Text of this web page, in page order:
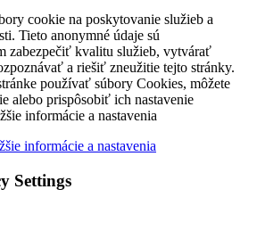
cookie na poskytovanie služieb a
Tieto anonymné údaje sú
zabezpečiť kvalitu služieb, vytvárať
a riešiť zneužitie tejto stránky.
používať súbory Cookies, môžete
alebo prispôsobiť ich nastavenie
informácie a nastavenia
informácie a nastavenia
Settings